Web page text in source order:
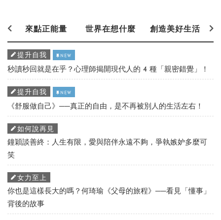
來點正能量 世界在想什麼 創造美好生活
提升自我 NEW
秒讀秒回就是在乎？心理師揭開現代人的 4 種「親密錯覺」！
提升自我 NEW
《舒服做自己》──真正的自由，是不再被別人的生活左右！
如何說再見
鐘穎談善終：人生有限，愛與陪伴永遠不夠，爭執嫉妒多麼可
笑
女力至上
你也是這樣長大的嗎？何琦瑜《父母的旅程》──看見「懂事」
背後的故事